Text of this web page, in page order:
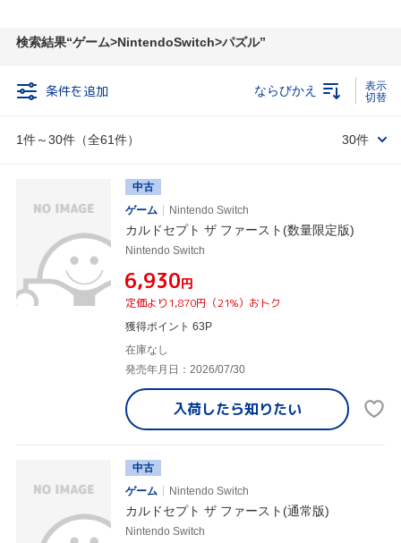
検索結果 ゲーム>NintendoSwitch>パズル
条件を追加
1件～30件（全61件）
ならびかえ
30件
中古
ゲーム
Nintendo Switch
カルドセプト ザ ファースト(数量限定版)
Nintendo Switch
¥6,930円
定価より1,870円（21%）おトク
獲得ポイント 63P
在庫なし
発売年月日：2026/07/30
入荷したら知りたい
中古
ゲーム
Nintendo Switch
カルドセプト ザ ファースト(通常版)
Nintendo Switch